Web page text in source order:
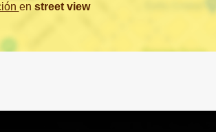
en street view